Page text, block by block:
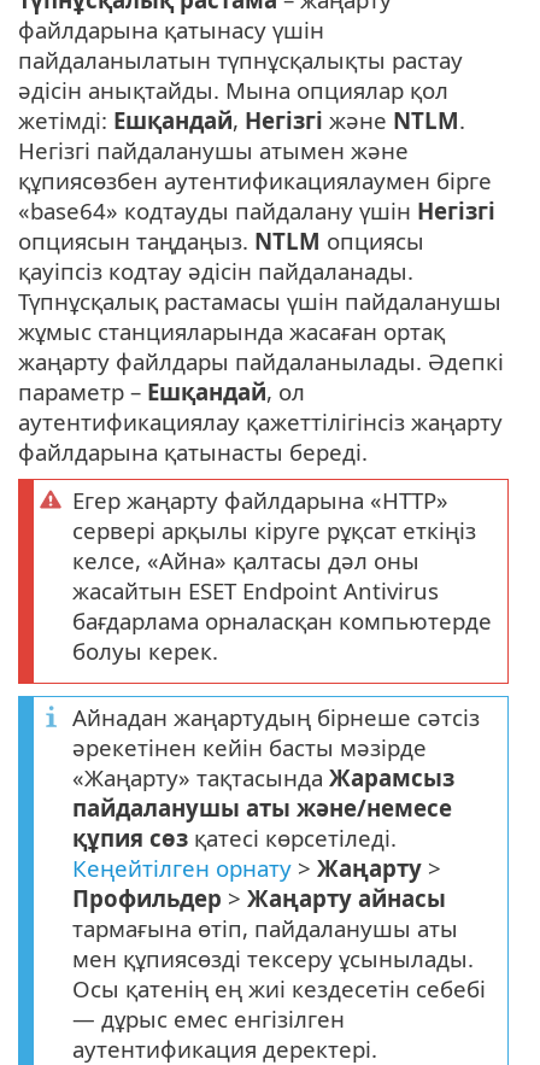
файлдарына қатынасу үшін
пайдаланылатын түпнұсқалықты растау
әдісін анықтайды. Мына опциялар қол
жетімді: Ешқандай, Негізгі және NTLM.
Негізгі пайдаланушы атымен және
құпиясөзбен аутентификациялаумен бірге
«base64» кодтауды пайдалану үшін Негізгі
опциясын таңдаңыз. NTLM опциясы
қауіпсіз кодтау әдісін пайдаланады.
Түпнұсқалық растамасы үшін пайдаланушы
жұмыс станцияларында жасаған ортақ
жаңарту файлдары пайдаланылады. Әдепкі
параметр – Ешқандай, ол
аутентификациялау қажеттілігінсіз жаңарту
файлдарына қатынасты береді.
Егер жаңарту файлдарына «HTTP»
сервері арқылы кіруге рұқсат еткіңіз
келсе, «Айна» қалтасы дәл оны
жасайтын ESET Endpoint Antivirus
бағдарлама орналасқан компьютерде
болуы керек.
Айнадан жаңартудың бірнеше сәтсіз
әрекетінен кейін басты мәзірде
«Жаңарту» тақтасында Жарамсыз
пайдаланушы аты және/немесе
құпия сөз қатесі көрсетіледі.
Кеңейтілген орнату > Жаңарту >
Профильдер > Жаңарту айнасы
тармағына өтіп, пайдаланушы аты
мен құпиясөзді тексеру ұсынылады.
Осы қатенің ең жиі кездесетін себебі
— дұрыс емес енгізілген
аутентификация деректері.